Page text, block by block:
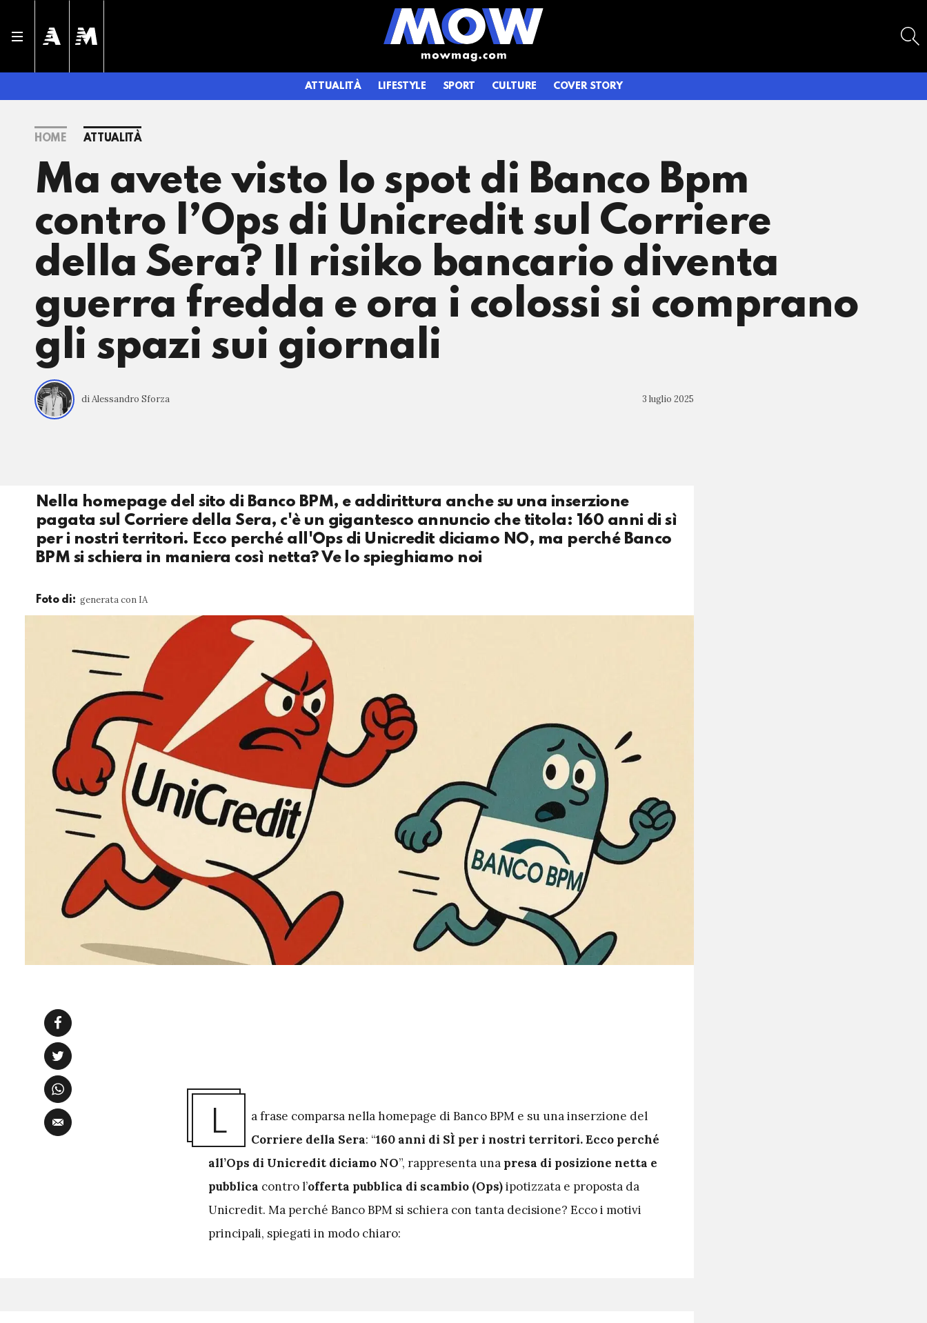
ATTUALITÀ LIFESTYLE SPORT CULTURE COVER STORY
HOME ATTUALITÀ
Ma avete visto lo spot di Banco Bpm
contro l’Ops di Unicredit sul Corriere
della Sera? Il risiko bancario diventa
guerra fredda e ora i colossi si comprano
gli spazi sui giornali
di Alessandro Sforza 3 luglio 2025
Nella homepage del sito di Banco BPM, e addirittura anche su una inserzione
pagata sul Corriere della Sera, c'è un gigantesco annuncio che titola: 160 anni di sì
per i nostri territori. Ecco perché all'Ops di Unicredit diciamo NO, ma perché Banco
BPM si schiera in maniera così netta? Ve lo spieghiamo noi
Foto di: generata con IA
L
a frase comparsa nella homepage di Banco BPM e su una inserzione del
Corriere della Sera: “160 anni di SÌ per i nostri territori. Ecco perché
all’Ops di Unicredit diciamo NO”, rappresenta una presa di posizione netta e
pubblica contro l’offerta pubblica di scambio (Ops)ipotizzata e proposta da
Unicredit. Ma perché Banco BPM si schiera con tanta decisione? Ecco i motivi
principali, spiegati in modo chiaro: